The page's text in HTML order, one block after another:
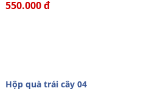
550.000 đ
Hộp quà trái cây 04